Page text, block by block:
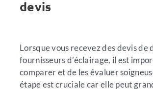
devis
Lorsque vous recevez des devis de
fournisseurs d’éclairage, il est
comparer et de les évaluer
étape est cruciale car elle peut